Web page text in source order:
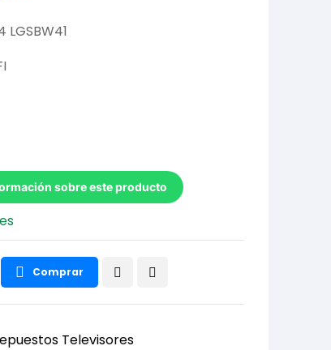
LGSBW41
sobre este producto
Comprar
Televisores